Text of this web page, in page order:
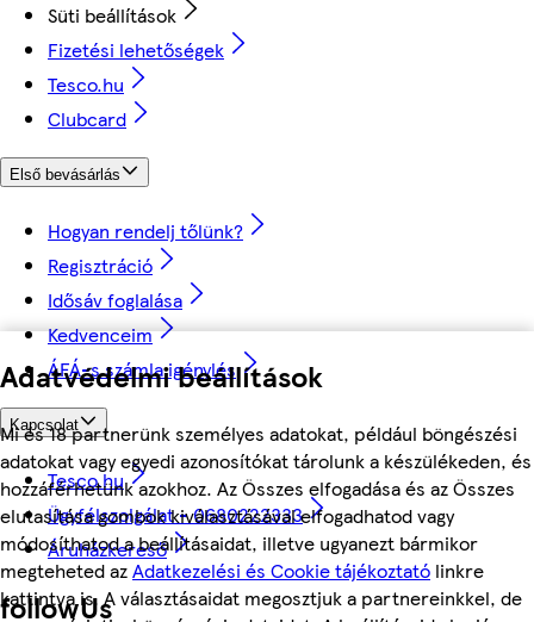
Adatvédelmi beállítások
Mi és 18 partnerünk személyes adatokat, például böngészési
adatokat vagy egyedi azonosítókat tárolunk a készülékeden, és
hozzáférhetünk azokhoz. Az Összes elfogadása és az Összes
elutasítása gombok kiválasztásával elfogadhatod vagy
módosíthatod a beállításaidat, illetve ugyanezt bármikor
megteheted azAdatkezelési és Cookie tájékoztató linkre
kattintva is. A választásaidat megosztjuk a partnereinkkel, de
Süti beállítások
Fizetési lehetőségek
Tesco.hu
Clubcard
Első bevásárlás
Hogyan rendelj tőlünk?
Regisztráció
Idősáv foglalása
Kedvenceim
ÁFÁ-s számla igénylés
Kapcsolat
Tesco.hu
Ügyfélszolgálat - 0680222333
Áruházkereső
followUs